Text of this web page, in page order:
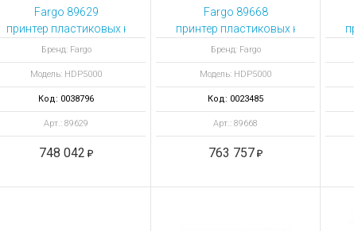
с кодировщиком Omnikey Cardman 5125
Fargo 89629
принтер пластиковых карт HDP5000 с односторонним
Бренд: Fargo
Модель: HDP5000
Код: 0038796
Арт.: 89629
748 042
Fargo 89668
принтер пластиковых карт
карт
Бренд: Fargo
Модель: HDP5000
Код: 0023485
Арт.: 89668
763 757